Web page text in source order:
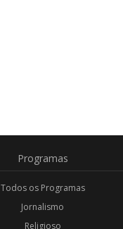
Programas
Todos os Programas
Jornalismo
Religioso